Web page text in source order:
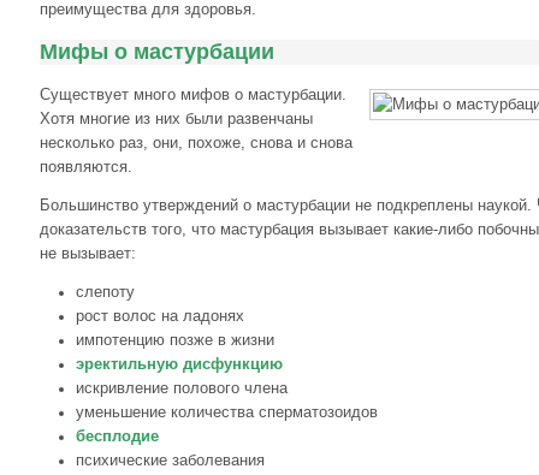
преимущества для здоровья.
Мифы о мастурбации
Существует много мифов о мастурбации.
Хотя многие из них были развенчаны
несколько раз, они, похоже, снова и снова
появляются.
Большинство утверждений о мастурбации не подкреплены наукой.
доказательств того, что мастурбация вызывает какие-либо
не вызывает:
слепоту
рост волос на ладонях
импотенцию позже в жизни
эректильную дисфункцию
искривление полового члена
уменьшение количества сперматозоидов
бесплодие
психические заболевания